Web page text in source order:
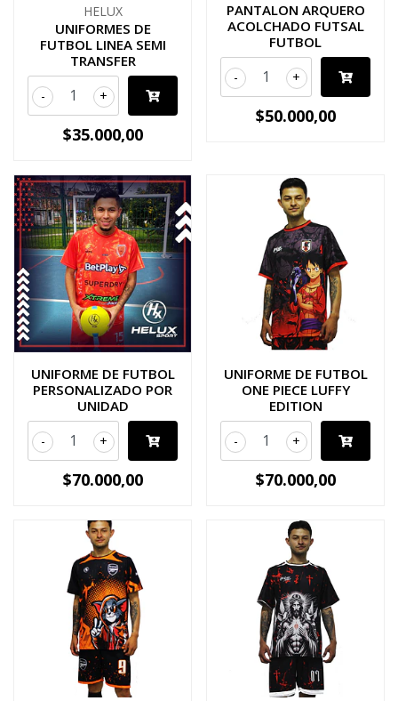
HELUX
UNIFORMES DE
FUTBOL LINEA SEMI
TRANSFER
+
-
$35.000,00
PANTALON ARQUERO
ACOLCHADO FUTSAL
FUTBOL
+
-
$50.000,00
UNIFORME DE FUTBOL
PERSONALIZADO POR
UNIDAD
+
-
$70.000,00
UNIFORME DE FUTBOL
ONE PIECE LUFFY
EDITION
+
-
$70.000,00